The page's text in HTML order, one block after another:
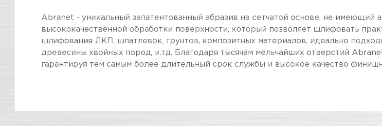
Abranet - уникальный запатентованный абразив на сетчатой основе, не имеющий
высококачественной обработки поверхности, который позволяет шлифовать
шлифования ЛКП, шпатлевок, грунтов, композитных материалов, идеально
древесины хвойных пород, и.тд. Благодаря тысячам мельчайших отверстий
гарантируя тем самым более длительный срок службы и высокое качество
Стоимость в интернет-магазине обычно дешевле, чем в розничном.